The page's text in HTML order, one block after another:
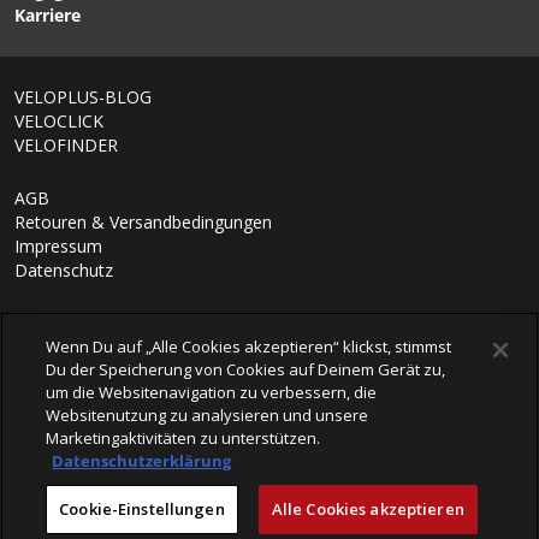
hergestellt und sind frei von PVC-Weichmachern, PAK,
verwendet werden.
Karriere
VELOPLUS-BLOG
VELOCLICK
VELOFINDER
AGB
Retouren & Versandbedingungen
Impressum
Datenschutz
powered by polynorm
Wenn Du auf „Alle Cookies akzeptieren“ klickst, stimmst
Du der Speicherung von Cookies auf Deinem Gerät zu,
um die Websitenavigation zu verbessern, die
Websitenutzung zu analysieren und unsere
Marketingaktivitäten zu unterstützen.
Datenschutzerklärung
Cookie-Einstellungen Alle Cookies akzeptieren